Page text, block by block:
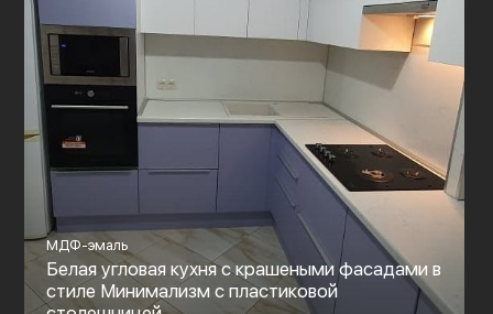
МДФ-эмаль
Белая угловая кухня с крашеными фасадами в
стиле Минимализм с пластиковой